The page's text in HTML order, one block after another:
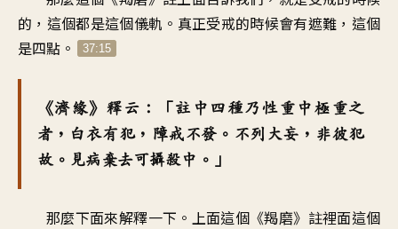
的，這個都是這個儀軌。真正受戒的時候會有遮難，這個
是四點。
37:15
《濟緣》釋云：「註中四種乃性重中極重之
者，白衣有犯，障戒不發。不列大妄，非彼犯
故。見病棄去可攝殺中。」
那麼下面來解釋一下。上面這個《羯磨》註裡面這個